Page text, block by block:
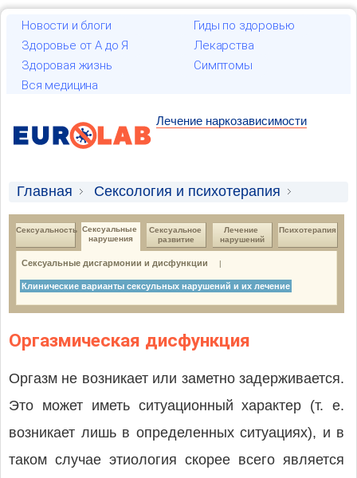
Новости и блоги
Гиды по здоровью
Здоровье от А до Я
Лекарства
Здоровая жизнь
Симптомы
Вся медицина
Лечение наркозависимости
Главная
Сексология и психотерапия
Cексуальные нарушения
Клинические варианты сексульных нарушений
и их лечение
Сексуальность Cексуальные
нарушения
Сексуальное
развитие
Лечение
нарушений
Психотерапия
Сексуальные дисгармонии и дисфункции |
Клинические варианты сексульных нарушений и их лечение
Оргазмическая дисфункция
Оргазм не возникает или заметно задерживается.
Это может иметь ситуационный характер (т. е.
возникает лишь в определенных ситуациях), и в
таком случае этиология скорее всего является